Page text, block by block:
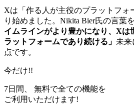
Xは「作る人が主役のプラットフォ
り始めました。Nikita Bier氏の言葉
イムラインがより豊かになり、Xは
ラットフォームであり続ける」 未来
点です。
今だけ!!
7日間、 無料で全ての機能を
ご利用いただけます!